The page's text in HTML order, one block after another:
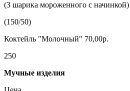
(3 шарика мороженного с начинкой)
(150/50)
Коктейль "Молочный" 70,00р.
250
Мучные изделия